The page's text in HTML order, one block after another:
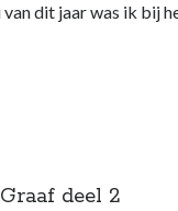
dit jaar was ik bij
deel 2